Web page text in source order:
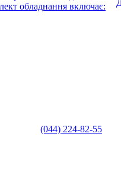
обладнання включає:
(044) 224-82-55